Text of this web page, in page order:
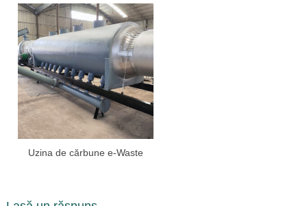
vopselei
Uzina de cărbune e-Waste